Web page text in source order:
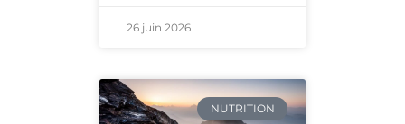
26 juin 2026
NUTRITION